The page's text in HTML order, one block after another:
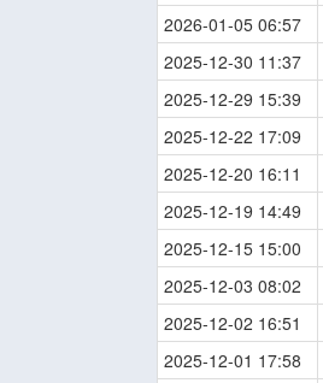
2026-01-05 06:57
2025-12-30 11:37
2025-12-29 15:39
2025-12-22 17:09
2025-12-20 16:11
2025-12-19 14:49
2025-12-15 15:00
2025-12-03 08:02
2025-12-02 16:51
2025-12-01 17:58